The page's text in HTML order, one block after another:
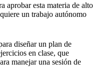
aprobar esta materia de alto
un trabajo autónomo
diseñar un plan de
en clase, que
manejar una sesión de